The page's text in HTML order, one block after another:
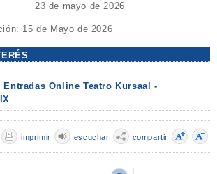
23 de mayo de 2026
15 de Mayo de 2026
Entradas Online Teatro Kursaal -
compartir
escuchar
imprimir